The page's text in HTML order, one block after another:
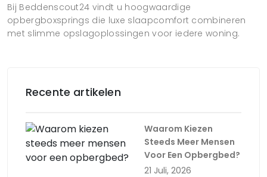
Bij Beddenscout24 vindt u hoogwaardige
opbergboxsprings die luxe slaapcomfort combineren
met slimme opslagoplossingen voor iedere woning.
Recente artikelen
Waarom Kiezen
Steeds Meer Mensen
Voor Een Opbergbed?
21 Juli, 2026